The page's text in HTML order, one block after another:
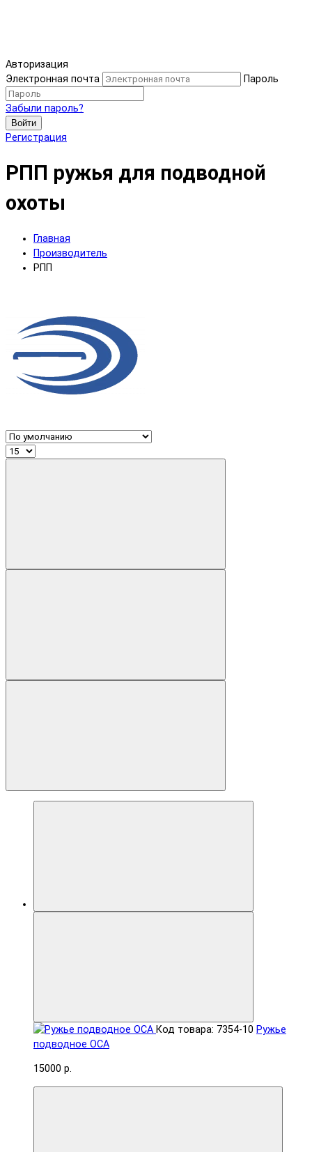
Авторизация
Электронная почта
Пароль
Забыли пароль?
Войти
Регистрация
РПП ружья для подводной
охоты
Главная
Производитель
РПП
Код товара: 7354-10 Ружье
подводное ОСА
15000 р.